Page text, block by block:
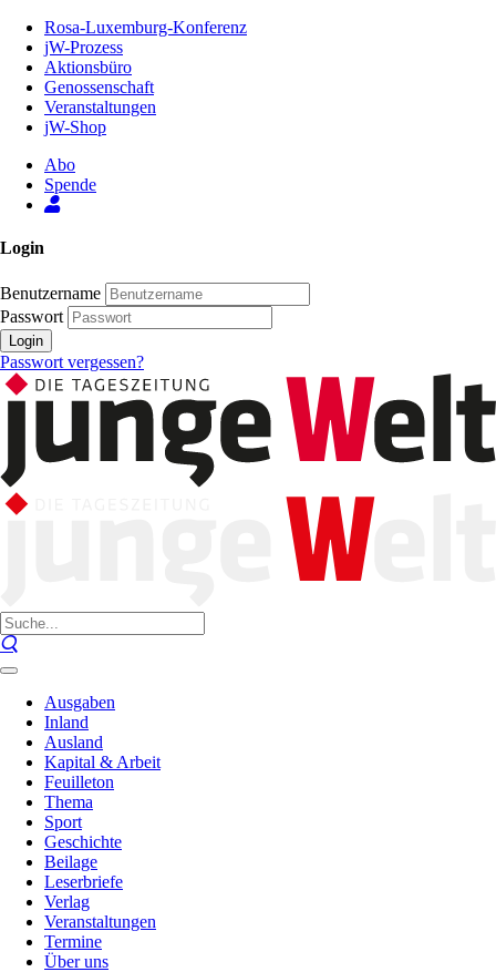
Inhalt
Seite
Rosa-Luxemburg-Konferenz
jW-Prozess
Aktionsbüro
Genossenschaft
Veranstaltungen
jW-Shop
Abo
Spende
Login
Benutzername
Passwort
Login
Passwort vergessen?
Ausgaben
Inland
Ausland
Kapital & Arbeit
Feuilleton
Thema
Sport
Geschichte
Beilage
Leserbriefe
Verlag
Veranstaltungen
Termine
Über uns